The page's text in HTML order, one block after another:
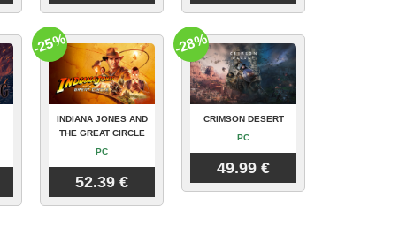
INDIANA JONES AND
THE GREAT CIRCLE
PC
52.39 €
-25%
CRIMSON DESERT
PC
49.99 €
-28%